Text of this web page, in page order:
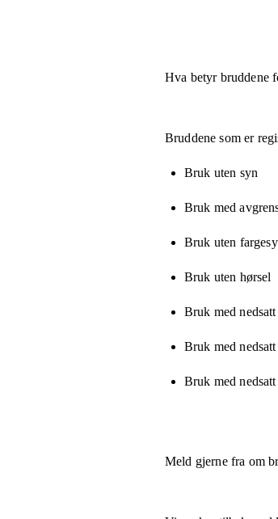
Hva betyr bruddene
Bruddene som er
Bruk uten syn
Bruk med
Bruk uten
Bruk uten hørsel
Bruk med
Bruk med
Bruk med
Meld gjerne fra om